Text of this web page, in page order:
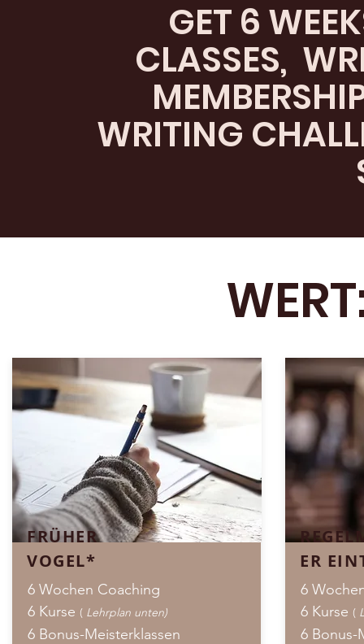
GET 6
CLASSES,
WRITING
FRÜHER
VOGEL*
6 Wochen Coaching
6 Kurse ( Lehrplan unten)
6 Bonus-Meisterklassen
ER
6
6 Kurse (
6 Bonus-